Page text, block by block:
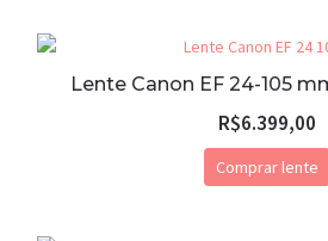
Lente Canon EF 24-105
R$6.399,00
Comprar lente